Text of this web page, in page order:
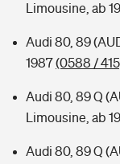
Limousine, ab
Audi 80, 89
1987(0588 /
Audi 80, 89 Q
Limousine, ab
Audi 80, 89 Q